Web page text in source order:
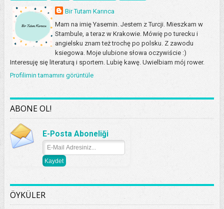
Bir Tutam Karınca
Mam na imię Yasemin. Jestem z Turcji. Mieszkam w
Stambule, a teraz w Krakowie. Mówię po turecku i
angielsku znam też trochę po polsku. Z zawodu
ksiegowa. Moje ulubione słowa oczywiście :)
Interesuję się literaturą i sportem. Lubię kawę. Uwielbiam mój rower.
Profilimin tamamını görüntüle
ABONE OL!
E-Posta Aboneliği
ÖYKÜLER